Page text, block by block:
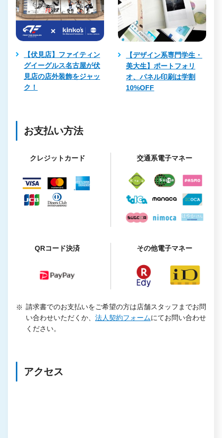
【伏見店】ファイティン
グイーグルス名古屋が伏
見店の店外装飾をジャッ
ク！
【デザイン系専門学生・
美大生】ポートフォリ
オ、パネル印刷は学割
10%OFF
お支払い方法
クレジットカード 交通系電子マネー
QRコード決済 その他電子マネー
請求書でのお支払いをご希望の方は店舗スタッフまでお問
い合わせいただくか、 法人契約フォームにてお問い合わせ
ください。
アクセス